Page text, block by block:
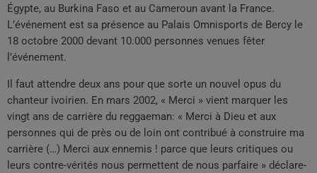
Égypte, au Burkina Faso et au Cameroun avant la France.
L’événement est sa présence au Palais Omnisports de Bercy le
18 octobre 2000 devant 10.000 personnes venues fêter
l’événement.
Il faut attendre deux ans pour que sorte un nouvel opus du
chanteur ivoirien. En mars 2002, « Merci » vient marquer les
vingt ans de carrière du reggaeman: « Merci à Dieu et aux
personnes qui de près ou de loin ont contribué à construire ma
carrière (…) Merci aux ennemis ! parce que leurs critiques ou
leurs contre-vérités nous permettent de nous parfaire » déclare-